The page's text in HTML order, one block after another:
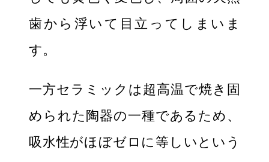
歯から浮いて目立ってしまいま
す。
一方セラミックは超高温で焼き固
められた陶器の一種であるため、
吸水性がほぼゼロに等しいという